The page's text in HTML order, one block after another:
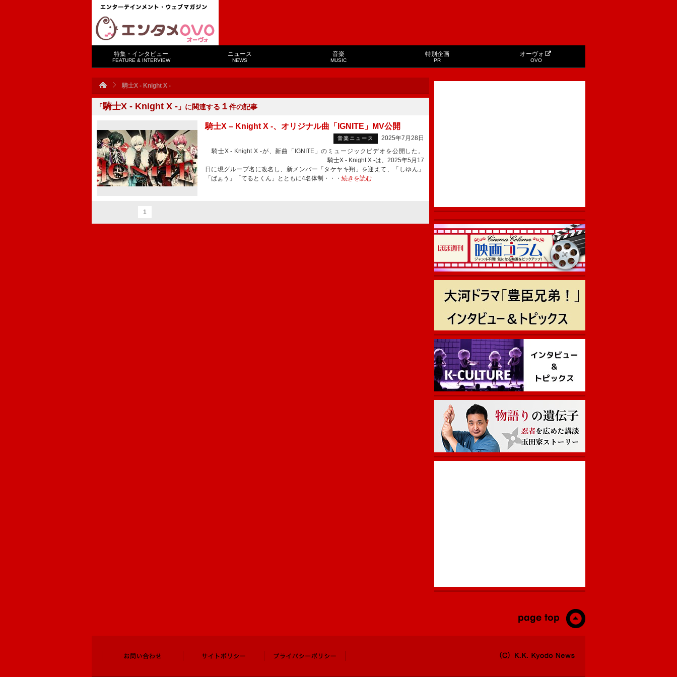
特集・インタビュー
FEATURE & INTERVIEW
ニュース
NEWS
音楽
MUSIC
特別企画
PR
オーヴォ
OVO
騎士X - Knight X -
「騎士X - Knight X - 」に関連する １ 件の記事
騎士X – Knight X -、オリジナル曲「IGNITE」MV公開
音楽ニュース
2025年7月28日
騎士X - Knight X -が、新曲「IGNITE」のミュージックビデオを公開した。
騎士X - Knight X -は、2025年5月17
日に現グループ名に改名し、新メンバー「タケヤキ翔」を迎えて、「しゆん」
「ばぁう」「てるとくん」とともに4名体制・・・ 続きを読む
1